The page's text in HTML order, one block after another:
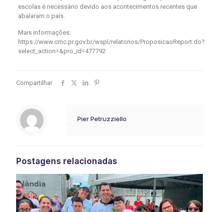
escolas é necessário devido aos acontecimentos recentes que
abalaram o país.
Mais informações:
https://www.cmc.pr.gov.br/wspl/relatorios/ProposicaoReport.do?
select_action=&pro_id=477792
Compartilhar
Pier Petruzziello
Postagens relacionadas